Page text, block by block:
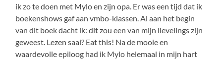
ik zo te doen met Mylo en zijn opa. Er was een tijd dat ik
boekenshows gaf aan vmbo-klassen. Al aan het begin
van dit boek dacht ik: dit zou een van mijn lievelings zijn
geweest. Lezen saai? Eat this! Na de mooie en
waardevolle epiloog had ik Mylo helemaal in mijn hart